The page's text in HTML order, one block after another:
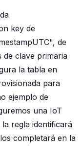
key de
de
de clave primaria
la tabla en
para
ejemplo de
una IoT
regla identificará
completará en la